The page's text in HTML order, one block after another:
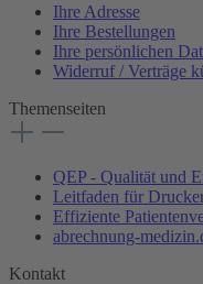
Ihre Adresse
Ihre Bestellungen
Ihre persönlichen
Widerruf / Verträge
Themenseiten
QEP - Qualität und
Leitfaden für
Effiziente
abrechnung-
Kontakt